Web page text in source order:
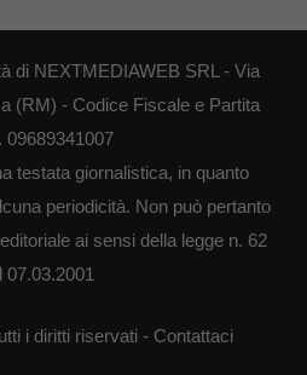
di NEXTMEDIAWEB SRL - Via
(RM) - Codice Fiscale e Partita
09689341007
testata giornalistica, in quanto
periodicità. Non può pertanto
ai sensi della legge n. 62
07.03.2001
i diritti riservati - Contattaci